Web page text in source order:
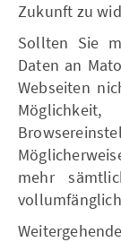
Zukunft zu
Sollten Sie
Daten an
Webseiten
mehr